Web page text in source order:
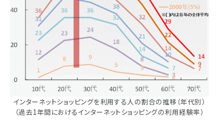
インターネットショッピングを利用する人の割合の推移（年代別）
（過去1年間におけるインターネットショッピングの利用経験率）